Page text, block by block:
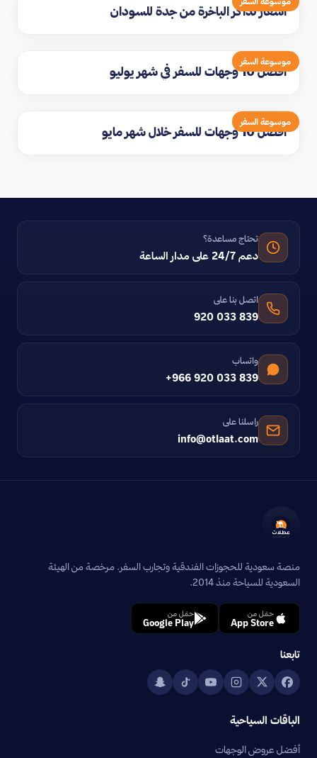
اسعار تذاكر الباخرة من جدة للسودان
موسوعة السفر
افضل 10 وجهات للسفر في شهر يوليو
موسوعة السفر
افضل 10 وجهات للسفر خلال شهر مايو
تحتاج مساعدة؟
دعم 24/7 على مدار الساعة
اتصل بنا على
920 033 839
واتساب
+966 920 033 839
راسلنا على
info@otlaat.com
منصة سعودية للحجوزات الفندقية وتجارب السفر. مرخصة من الهيئة
السعودية للسياحة منذ 2014.
حمّل من
App Store
حمّل من
Google Play
تابعنا
الباقات السياحية
أفضل عروض الوجهات